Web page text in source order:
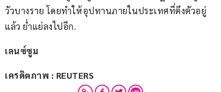
วัวบางราย โดยทำให้อุปทานภายในประเทศที่ตึงตัวอยู่
แล้ว ย่ำแย่ลงไปอีก.
เลนซ์ซูม
เครดิตภาพ : REUTERS